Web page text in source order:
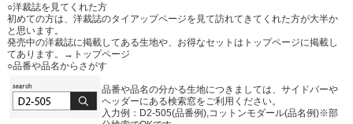
○洋裁誌を見てくれた方
初めての方は、洋裁誌のタイアップページを見て訪れてきてくれた方が大半か
と思います。
発売中の洋裁誌に掲載してある生地や、お得なセットはトップページに掲載し
てあります。
→トップページ
○品番や品名からさがす
品番や品名の分かる生地につきましては、サイドバーや
ヘッダーにある検索窓をご利用ください。
入力例：D2-505(品番例),コットンモダール(品名例)※部